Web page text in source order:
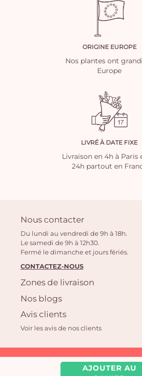
AJOUTER AU
ORIGINE EUROPE
Nos plantes ont
Europe
LIVRÉ À DATE FIXE
Livraison en 4h à Paris
24h partout en
Nous contacter
Du lundi au vendredi de 9h à 18h.
Le samedi de 9h à 12h30.
Fermé le dimanche et jours fériés.
CONTACTEZ-NOUS
Zones de livraison
Nos blogs
Avis clients
Voir les avis de nos clients
Aquarelle.com SAS
39 rue Anatole France, 92300 Levallois-